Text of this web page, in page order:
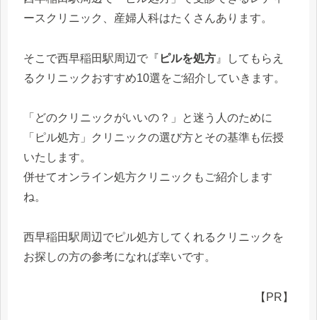
ースクリニック、産婦人科はたくさんあります。
そこで西早稲田駅周辺で『 ピルを処方 』してもらえ
るクリニックおすすめ10選をご紹介していきます。
「どのクリニックがいいの？」と迷う人のために
「ピル処方」クリニックの選び方とその基準も伝授
いたします。
併せてオンライン処方クリニックもご紹介します
ね。
西早稲田駅周辺でピル処方してくれるクリニックを
お探しの方の参考になれば幸いです。
【PR】